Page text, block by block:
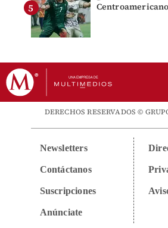
DERECHOS RESERVADOS ©
Newsletters
Contáctanos
Suscripciones
Anúnciate